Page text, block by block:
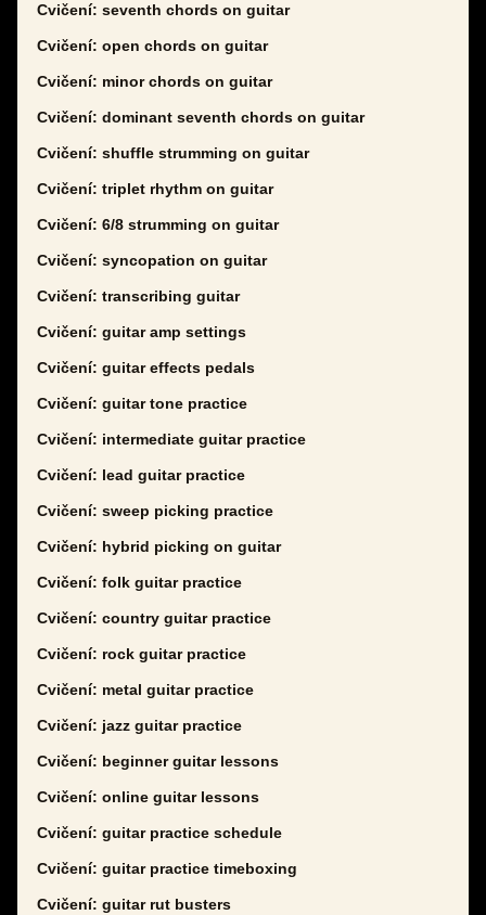
Cvičení: seventh chords on guitar
Cvičení: open chords on guitar
Cvičení: minor chords on guitar
Cvičení: dominant seventh chords on guitar
Cvičení: shuffle strumming on guitar
Cvičení: triplet rhythm on guitar
Cvičení: 6/8 strumming on guitar
Cvičení: syncopation on guitar
Cvičení: transcribing guitar
Cvičení: guitar amp settings
Cvičení: guitar effects pedals
Cvičení: guitar tone practice
Cvičení: intermediate guitar practice
Cvičení: lead guitar practice
Cvičení: sweep picking practice
Cvičení: hybrid picking on guitar
Cvičení: folk guitar practice
Cvičení: country guitar practice
Cvičení: rock guitar practice
Cvičení: metal guitar practice
Cvičení: jazz guitar practice
Cvičení: beginner guitar lessons
Cvičení: online guitar lessons
Cvičení: guitar practice schedule
Cvičení: guitar practice timeboxing
Cvičení: guitar rut busters